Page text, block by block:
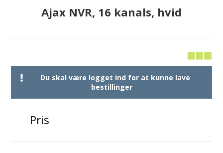
Ajax NVR, 16 kanals, hvid
Du skal være logget ind for at kunne lave
bestillinger
Pris